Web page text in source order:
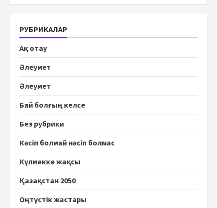
РУБРИКАЛАР
Ақ отау
Әлеумет
Әлеумет
Бай болғың келсе
Без рубрики
Кәсіп болмай нәсіп болмас
Күлмекке жақсы
Қазақстан 2050
Оңтүстік жастары